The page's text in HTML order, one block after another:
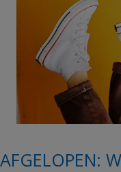
AFGELOPEN: